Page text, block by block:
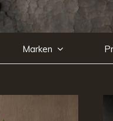
Marken